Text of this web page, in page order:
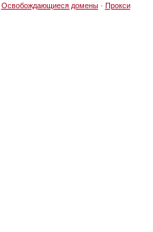
Освобождающиеся домены· Прокси